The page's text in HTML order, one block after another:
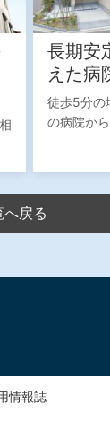
長期安
えた病
徒歩5分の
の病院か
へ戻る
情報誌